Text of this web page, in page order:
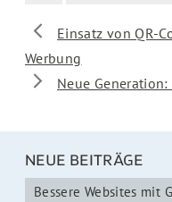
Einsatz von QR-
Werbung
Neue
NEUE BEITRÄGE
Bessere Websites mit